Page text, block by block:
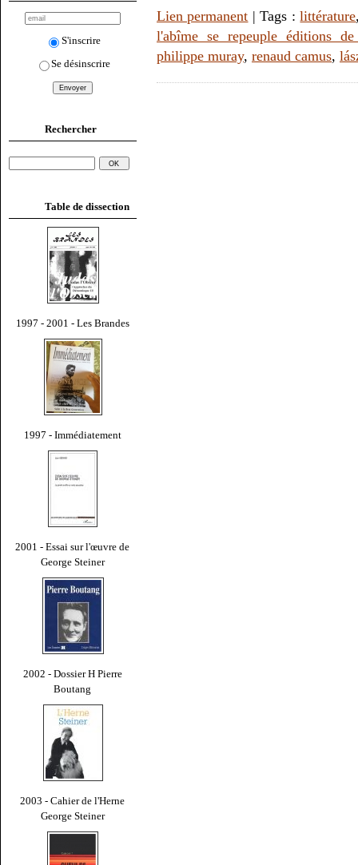
S'inscrire
Se désinscrire
Rechercher
Table de dissection
1997 - 2001 - Les Brandes
1997 - Immédiatement
2001 - Essai sur l'œuvre de
George Steiner
2002 - Dossier H Pierre
Boutang
2003 - Cahier de l'Herne
George Steiner
Lien permanent | Tags :littérature
l'abîme se repeuple éditions
philippe muray, renaud camus,